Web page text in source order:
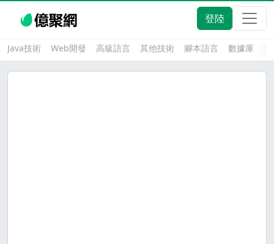
登陸
Java技術 Web開發 高級語言 其他技術 腳本語言 數據庫